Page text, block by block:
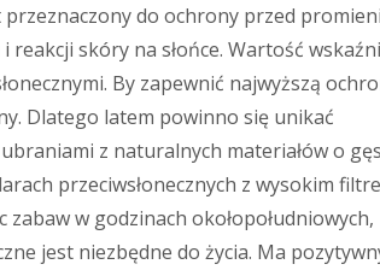
do ochrony przed
skóry na słońce. Wartość
By zapewnić najwyższą
Dlatego latem powinno się unikać
ubraniami z naturalnych materiałów o
przeciwsłonecznych z wysokim
w godzinach okołopołudniowych,
jest niezbędne do życia. Ma